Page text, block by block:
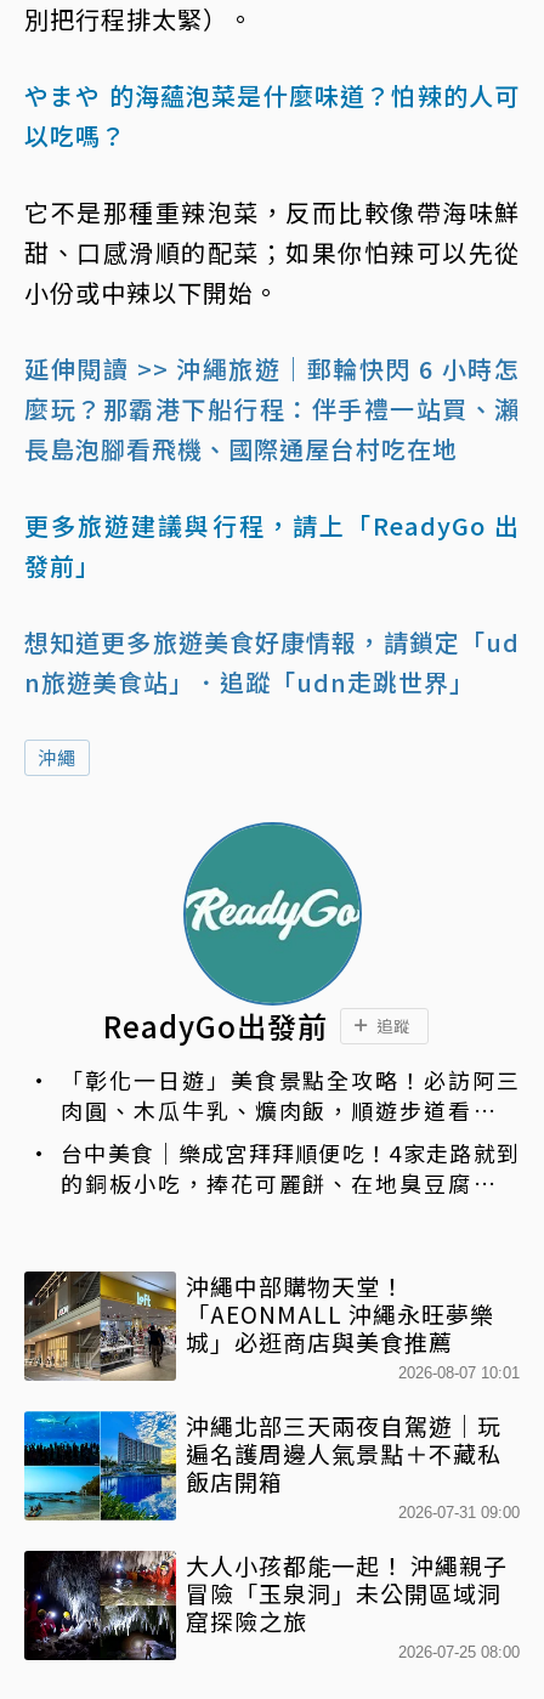
別把行程排太緊）。
やまや 的海蘊泡菜是什麼味道？怕辣的人可
以吃嗎？
它不是那種重辣泡菜，反而比較像帶海味鮮
甜、口感滑順的配菜；如果你怕辣可以先從
小份或中辣以下開始。
延伸閱讀 >> 沖繩旅遊｜郵輪快閃 6 小時怎
麼玩？那霸港下船行程：伴手禮一站買、瀨
長島泡腳看飛機、國際通屋台村吃在地
更多旅遊建議與行程，請上「ReadyGo 出
發前」
想知道更多旅遊美食好康情報，請鎖定「ud
n旅遊美食站」
．追蹤「udn走跳世界」
沖繩
ReadyGo出發前 追蹤
「彰化一日遊」美食景點全攻略！必訪阿三
肉圓、木瓜牛乳、爌肉飯，順遊步道看夜景
一次排好
台中美食｜樂成宮拜拜順便吃！4家走路就到
的銅板小吃，捧花可麗餅、在地臭豆腐、烤
沖繩中部購物天堂！
「AEONMALL 沖繩永旺夢樂
城」必逛商店與美食推薦
2026-08-07 10:01
沖繩北部三天兩夜自駕遊｜玩
遍名護周邊人氣景點＋不藏私
飯店開箱
2026-07-31 09:00
大人小孩都能一起！ 沖繩親子
冒險「玉泉洞」未公開區域洞
窟探險之旅
2026-07-25 08:00